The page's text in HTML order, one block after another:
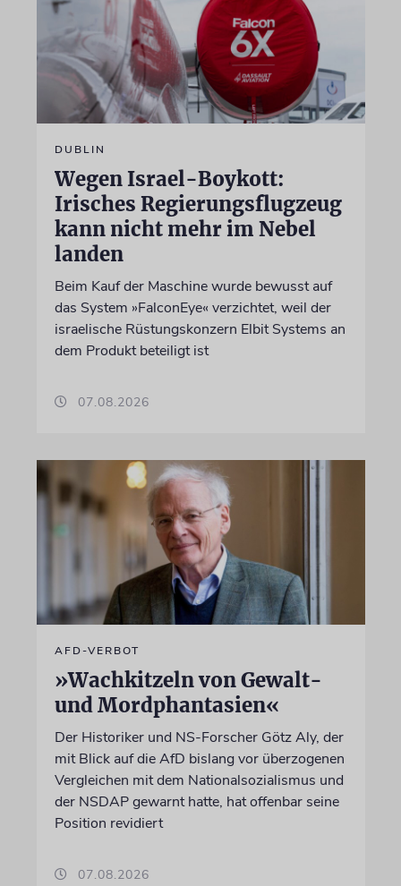
DUBLIN
Wegen Israel-Boykott:
Irisches Regierungsflugzeug
kann nicht mehr im Nebel
landen
Beim Kauf der Maschine wurde bewusst auf
das System »FalconEye« verzichtet, weil der
israelische Rüstungskonzern Elbit Systems an
dem Produkt beteiligt ist
07.08.2026
AFD-VERBOT
»Wachkitzeln von Gewalt-
und Mordphantasien«
Der Historiker und NS-Forscher Götz Aly, der
mit Blick auf die AfD bislang vor überzogenen
Vergleichen mit dem Nationalsozialismus und
der NSDAP gewarnt hatte, hat offenbar seine
Position revidiert
07.08.2026